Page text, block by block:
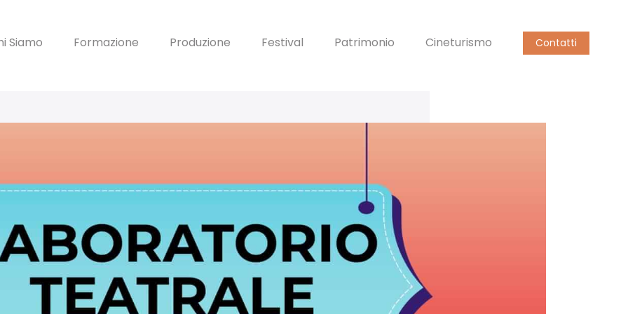
Siamo Formazione Produzione Festival Patrimonio Cineturismo Contatti